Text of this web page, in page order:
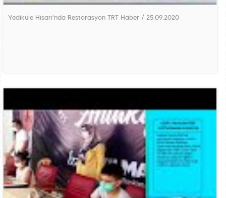
Yedikule Hisarı'nda Restorasyon TRT Haber / 25.09.2020